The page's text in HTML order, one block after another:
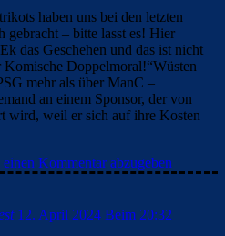
haben uns bei den letzten
gebracht – bitte lasst es! Hier
das Geschehen und das ist nicht
Doppelmoral!“Wüsten
mehr als über ManC –
an einem Sponsor, der von
wird, weil er sich auf ihre Kosten
Kommentar abzugeben
12. April 2024 Beim 20:32